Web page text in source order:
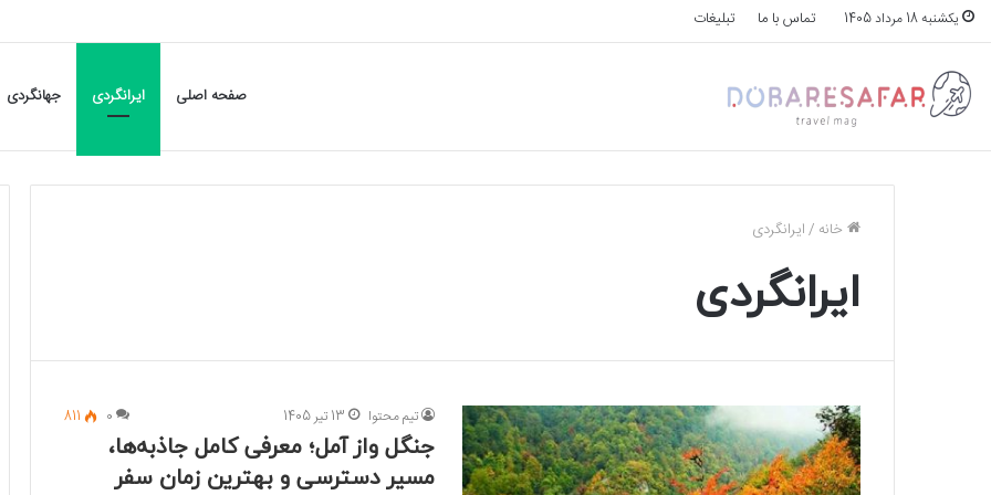
یکشنبه 18 مرداد 1405 تماس با ما تبلیغات
صفحه اصلی ایرانگردی جهانگردی
خانه /ایرانگردی
ایرانگردی
تیم محتوا 13 تیر 1405 0
811
جنگل واز آمل؛ معرفی کامل جاذبه‌ها،
مسیر دسترسی و بهترین زمان سفر